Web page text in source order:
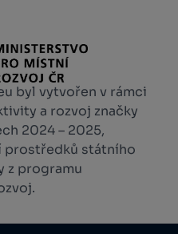
byl vytvořen v rámci
a rozvoj značky
2024 – 2025,
prostředků státního
z programu